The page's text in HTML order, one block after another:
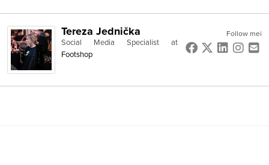
Follow mei
Tereza Jednička
Social Media Specialist at
Footshop